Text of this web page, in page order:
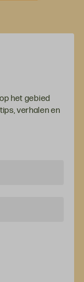
het gebied
verhalen en